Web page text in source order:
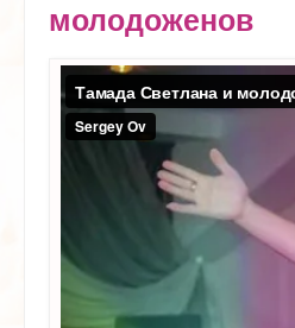
молодоженов